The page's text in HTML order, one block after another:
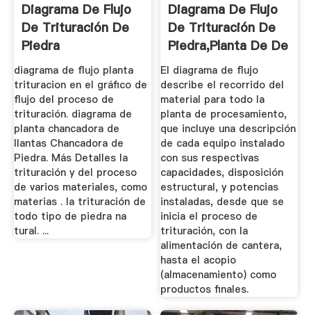
Diagrama De Flujo
De Trituración De
Piedra
diagrama de flujo planta
trituracion en el gráfico de
flujo del proceso de
trituración. diagrama de
planta chancadora de
llantas Chancadora de
Piedra. Más Detalles la
trituración y del proceso
de varios materiales, como
materias . la trituración de
todo tipo de piedra na
tural. ...
Diagrama De Flujo
De Trituración De
Piedra,Planta De De
...
El diagrama de flujo
describe el recorrido del
material para todo la
planta de procesamiento,
que incluye una descripción
de cada equipo instalado
con sus respectivas
capacidades, disposición
estructural, y potencias
instaladas, desde que se
inicia el proceso de
trituración, con la
alimentación de cantera,
hasta el acopio
(almacenamiento) como
productos finales.